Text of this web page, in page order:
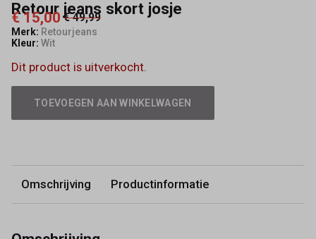
Retour jeans skort josje
€ 15,00 € 49,99
Merk: Retourjeans
Kleur: Wit
Dit product is uitverkocht.
TOEVOEGEN AAN WINKELWAGEN
Omschrijving Productinformatie